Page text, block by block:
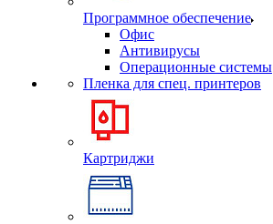
Программное обеспечение
Офис
Антивирусы
Операционные системы
Пленка для спец. принтеров
Картриджи